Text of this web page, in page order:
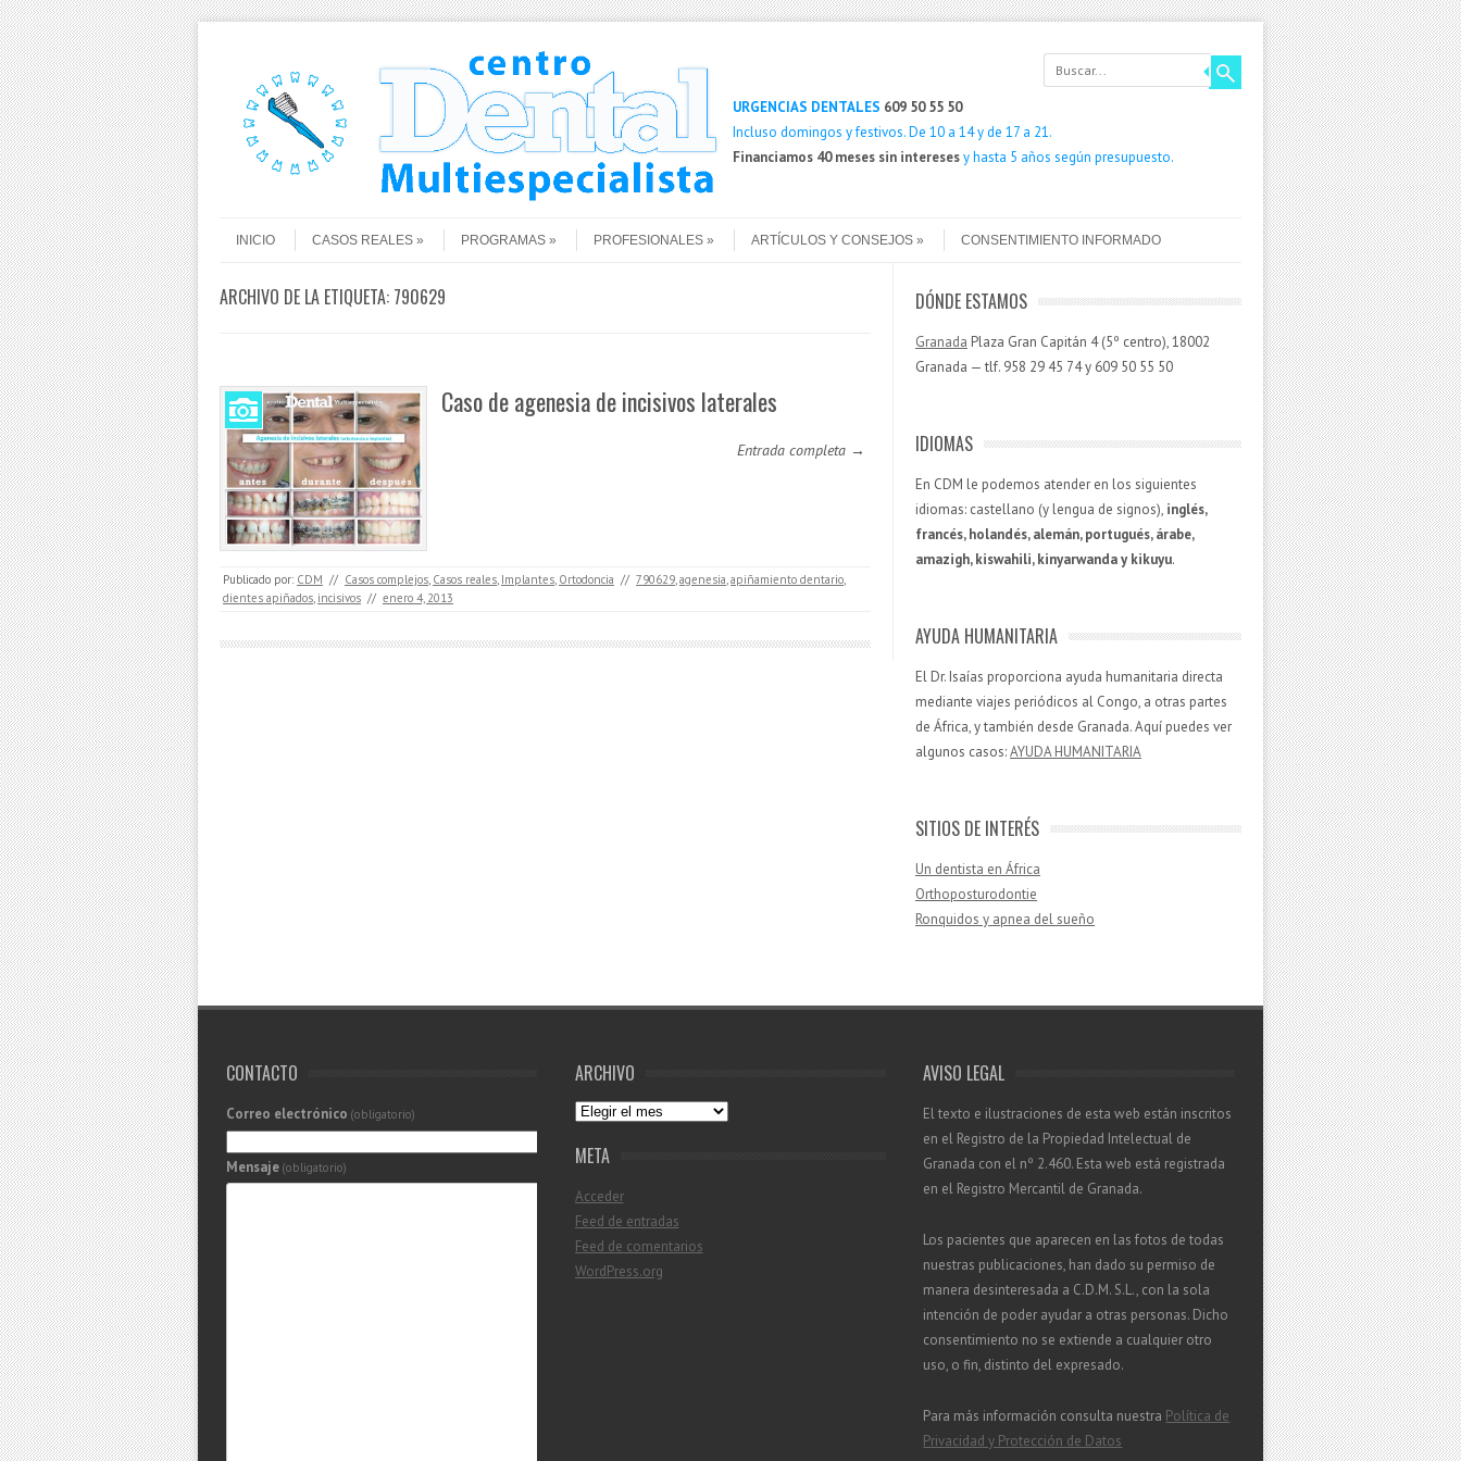
URGENCIAS DENTALES 609 50 55 50
Incluso domingos y festivos. De 10 a 14 y de 17 a 21.
Financiamos 40 meses sin interesesy hasta 5 años según presupuesto.
Menú
INICIO
CASOS REALES PROGRAMAS PROFESIONALES ARTÍCULOS Y CONSEJOS CONSENTIMIENTO INFORMADO
ARCHIVO DE LA ETIQUETA: 790629
Caso de agenesia de incisivos laterales
Entrada completa →
Publicado por: CDM // Casos complejos, Casos reales, Implantes, Ortodoncia // 790629,agenesia,apiñamiento dentario,
dientes apiñados, incisivos // enero 4, 2013
DÓNDE ESTAMOS
Granada Plaza Gran Capitán 4 (5º centro), 18002
Granada — tlf. 958 29 45 74 y 609 50 55 50
IDIOMAS
En CDM le podemos atender en los siguientes
idiomas: castellano (y lengua de signos), inglés,
francés, holandés, alemán, portugués, árabe,
amazigh, kiswahili, kinyarwanda y kikuyu.
AYUDA HUMANITARIA
El Dr. Isaías proporciona ayuda humanitaria directa
mediante viajes periódicos al Congo, a otras partes
de África, y también desde Granada. Aquí puedes ver
algunos casos:AYUDA HUMANITARIA
SITIOS DE INTERÉS
Un dentista en África
Orthoposturodontie
Ronquidos y apnea del sueño
CONTACTO
Correo electrónico (obligatorio)
Mensaje (obligatorio)
ARCHIVO
Archivo
META
Acceder
Feed de entradas
Feed de comentarios
WordPress.org
AVISO LEGAL
El texto e ilustraciones de esta web están inscritos
en el Registro de la Propiedad Intelectual de
Granada con el nº 2.460. Esta web está registrada
en el Registro Mercantil de Granada.
Los pacientes que aparecen en las fotos de todas
nuestras publicaciones, han dado su permiso de
manera desinteresada a C.D.M. S.L., con la sola
intención de poder ayudar a otras personas. Dicho
consentimiento no se extiende a cualquier otro
uso, o fin, distinto del expresado.
Para más información consulta nuestra Política de
Privacidad y Protección de Datos